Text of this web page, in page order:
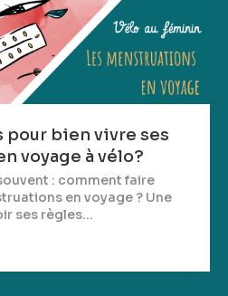
bien vivre ses
voyage à vélo?
: comment faire
en voyage ? Une
ses règles...